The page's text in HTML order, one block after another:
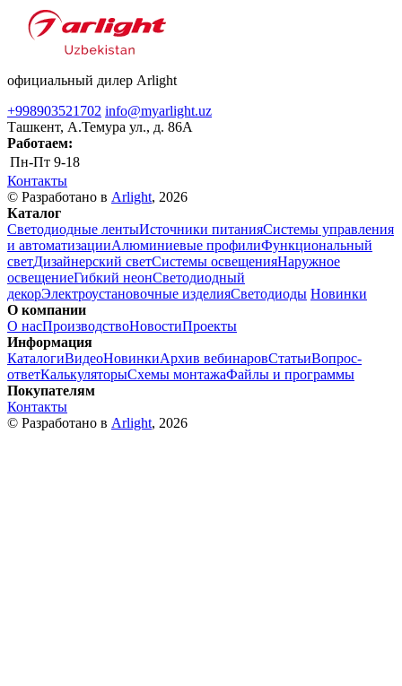
официальный дилер Arlight
+998903521702 info@myarlight.uz
Ташкент, А.Темура ул., д. 86А
Работаем:
Пн-Пт 9-18
Контакты
© Разработано в Arlight, 2026
Каталог
Светодиодные лентыИсточники питанияСистемы управления
и автоматизацииАлюминиевые профилиФункциональный
светДизайнерский светСистемы освещенияНаружное
освещениеГибкий неонСветодиодный
декорЭлектроустановочные изделияСветодиоды Новинки
О компании
О насПроизводствоНовостиПроекты
Информация
КаталогиВидеоНовинкиАрхив вебинаровСтатьиВопрос-
ответКалькуляторыСхемы монтажаФайлы и программы
Покупателям
Контакты
© Разработано в Arlight, 2026